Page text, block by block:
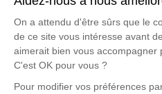
d'expression dédié à
AVOGADRO.
Un service de plantation
disponible ici.